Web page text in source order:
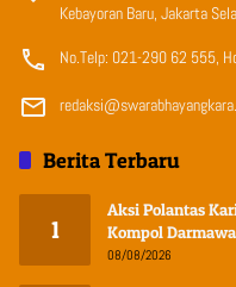
Kebayoran Baru, Jakarta
No.Telp: 021-290 62 555,
Berita Terbaru
1
Aksi Polantas
Kompol
Membagikan
08/08/2026